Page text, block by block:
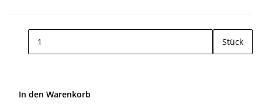
Stück
In den Warenkorb